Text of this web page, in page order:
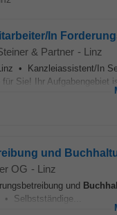
In
& Partner - Linz
• Kanzleiassistent/In
Sie! Ihr Aufgabengebiet
und
OG - Linz
und
Selbstständige...